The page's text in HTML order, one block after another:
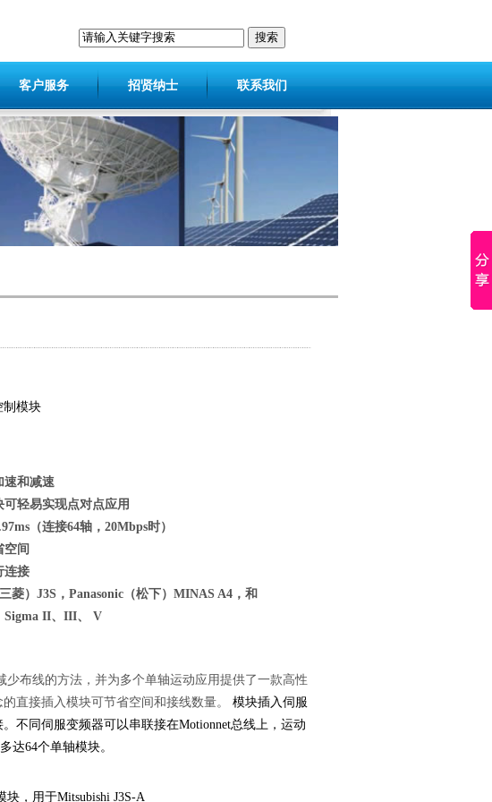
客户服务 招贤纳士 联系我们
制模块
速和减速
轻易实现点对点应用
（连接64轴，20Mbps时）
空间
连接
菱）J3S，Panasonic（松下）MINAS A4，和
Sigma II、III、 V
布线的方法，并为多个单轴运动应用提供了一款高性
直接插入模块可节省空间和接线数量。 模块插入伺服
不同伺服变频器可以串联接在Motionnet总线上，运动
达64个单轴模块。
块，用于Mitsubishi J3S-A